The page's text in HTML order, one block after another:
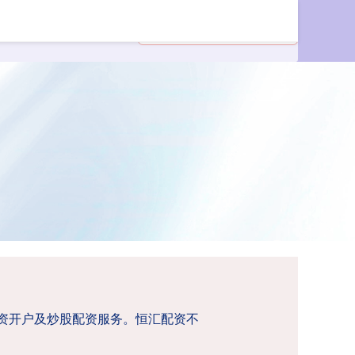
开户及炒股配资服务。恒汇配资不